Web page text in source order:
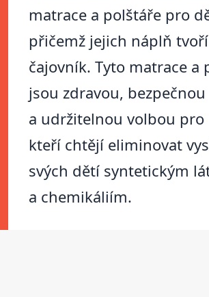
matrace a polštáře pro
přičemž jejich náplň
čajovník. Tyto matrace a
jsou zdravou, bezpečnou
a udržitelnou volbou pro
kteří chtějí eliminovat
svých dětí syntetickým
a chemikáliím.